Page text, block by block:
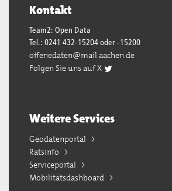
Kontakt
Team2: Open Data
Tel.: 0241 432-15204 oder -15200
offenedaten@mail.aachen.de
Folgen Sie uns auf X
Weitere Services
Geodatenportal
Ratsinfo
Serviceportal
Mobilitätsdashboard